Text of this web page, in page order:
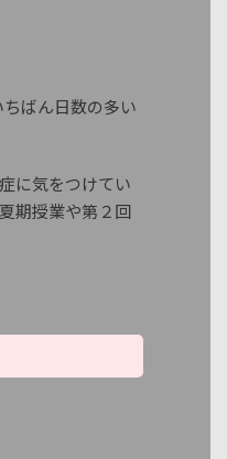
ばん日数の多い
に気をつけてい
期授業や第２回